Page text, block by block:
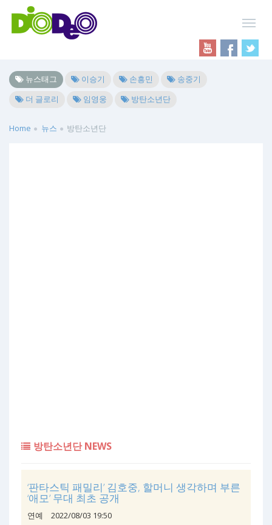
뉴스태그 이승기 손흥민
송중기
더 글로리
임영웅 방탄소년단
Home 뉴스 방탄소년단
방탄소년단 NEWS
‘판타스틱 패밀리’ 김호중, 할머니 생각하며 부른
‘애모’ 무대 최초 공개
연예
2022/08/03 19:50